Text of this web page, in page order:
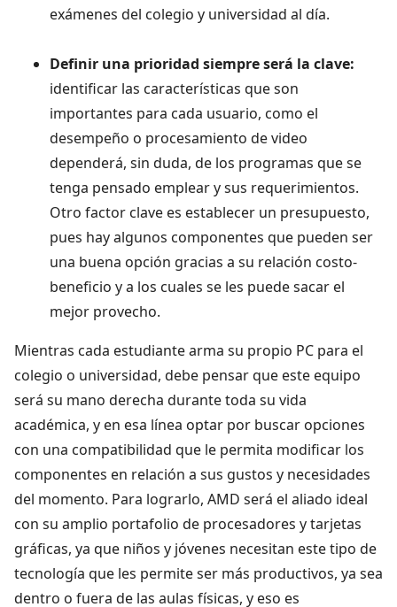
exámenes del colegio y universidad al día.
Definir una prioridad siempre será la clave:
identificar las características que son
importantes para cada usuario, como el
desempeño o procesamiento de video
dependerá, sin duda, de los programas que se
tenga pensado emplear y sus requerimientos.
Otro factor clave es establecer un presupuesto,
pues hay algunos componentes que pueden ser
una buena opción gracias a su relación costo-
beneficio y a los cuales se les puede sacar el
mejor provecho.
Mientras cada estudiante arma su propio PC para el
colegio o universidad, debe pensar que este equipo
será su mano derecha durante toda su vida
académica, y en esa línea optar por buscar opciones
con una compatibilidad que le permita modificar los
componentes en relación a sus gustos y necesidades
del momento. Para lograrlo, AMD será el aliado ideal
con su amplio portafolio de procesadores y tarjetas
gráficas, ya que niños y jóvenes necesitan este tipo de
tecnología que les permite ser más productivos, ya sea
dentro o fuera de las aulas físicas, y eso es